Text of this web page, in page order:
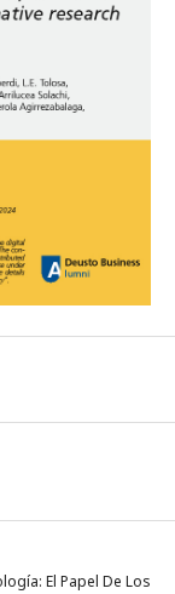
El Papel De Los